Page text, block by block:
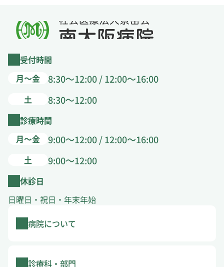
受付時間
月～金
8:30～12:00 / 12:00～16:00
土 8:30～12:00
診療時間
月～金
9:00～12:00 / 12:00～16:00
土 9:00～12:00
休診日
日曜日・祝日・年末年始
病院について
診療科・部門